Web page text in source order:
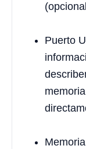
Puerto